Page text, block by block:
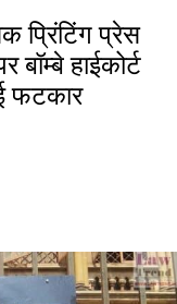
प्रिंटिंग प्रेस
बॉम्बे हाईकोर्ट
फटकार